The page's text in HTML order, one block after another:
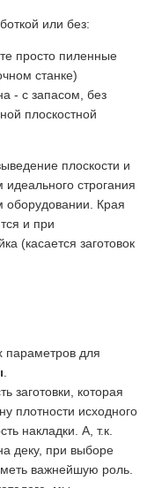
или без:
просто пиленные
станке)
- с запасом, без
плоскостной
плоскости и
строгания
Края
и при
(касается заготовок
параметров для
заготовки, которая
плотности исходного
накладки. А, т.к.
деку, при выборе
важнейшую роль.